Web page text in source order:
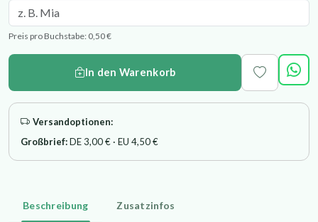
Preis pro Buchstabe: 0,50 €
In den Warenkorb
Versandoptionen:
Großbrief:DE 3,00 € · EU 4,50 €
Beschreibung Zusatzinfos